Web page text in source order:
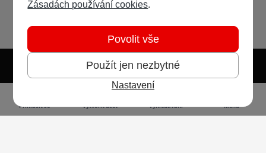
Světlý režim Předvolba systému
Přihlásit se Vytvořit účet Vyhledávání Menu
Zásadách používání cookies.
Použít jen nezbytné
Povolit vše
Nastavení